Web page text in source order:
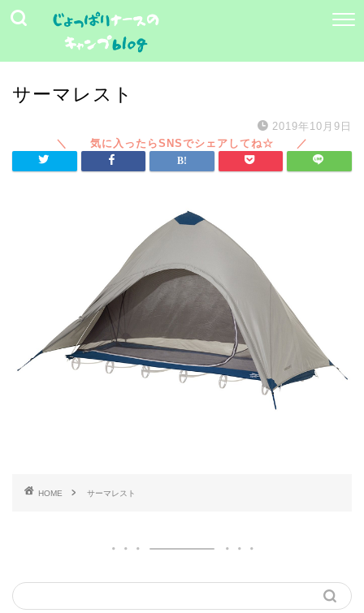
サーマレスト
2019年10月9日
HOME サーマレスト